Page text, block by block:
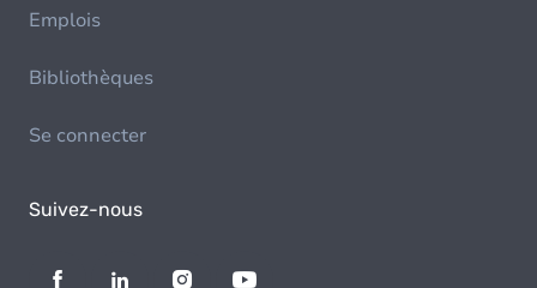
Emplois
Bibliothèques
Se connecter
Suivez-nous